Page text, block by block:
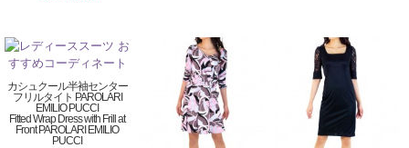
カシュクール半袖センター
フリルタイト PAROLARI
EMILIO PUCCI
Fitted Wrap Dress with Frill at
Front PAROLARI EMILIO
PUCCI